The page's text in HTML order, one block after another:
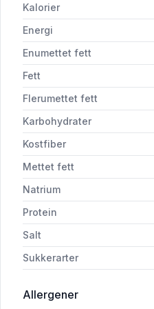
Kalorier
Energi
Enumettet fett
Fett
Flerumettet fett
Karbohydrater
Kostfiber
Mettet fett
Natrium
Protein
Salt
Sukkerarter
Allergeneri 'Soyadessert